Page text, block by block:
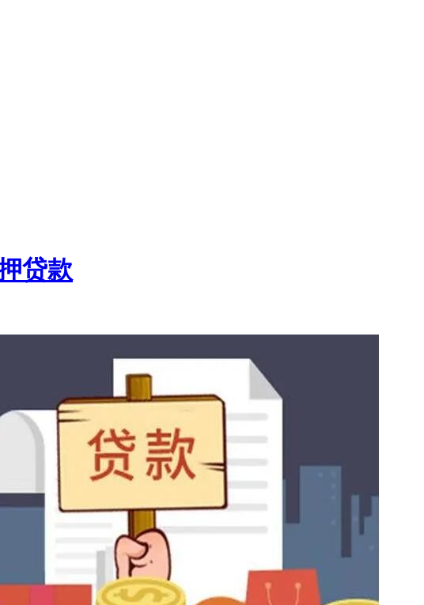
贷款